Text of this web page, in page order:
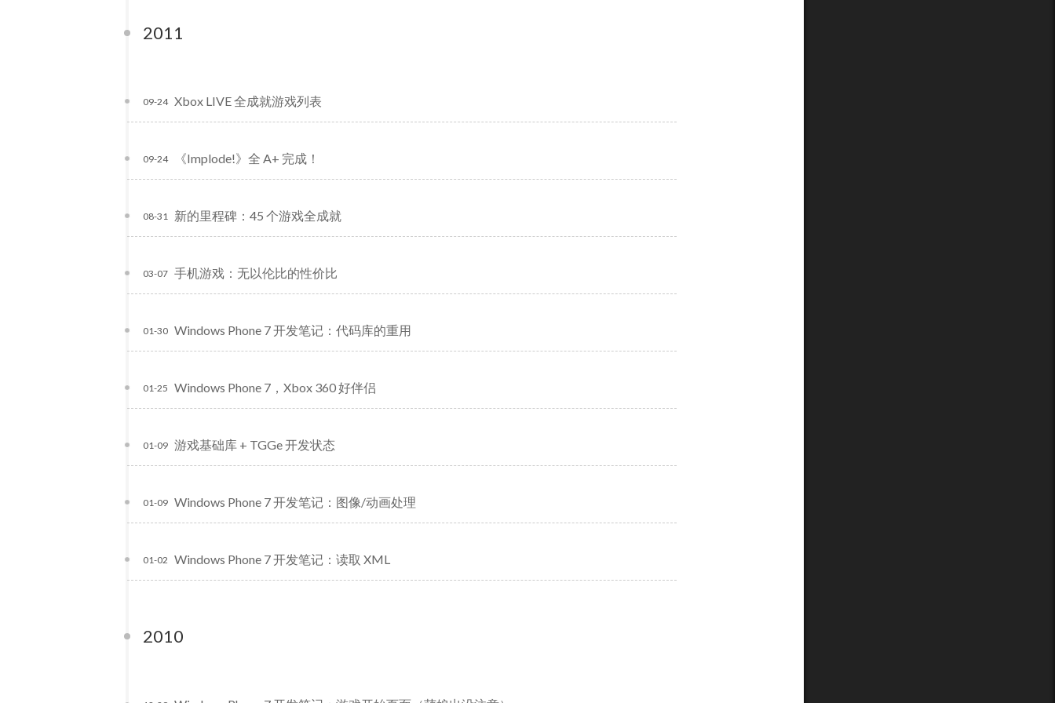
2011
Xbox LIVE 全成就游戏列表
09-24
《Implode!》全 A+ 完成！
09-24
新的里程碑：45 个游戏全成就
08-31
手机游戏：无以伦比的性价比
03-07
Windows Phone 7 开发笔记：代码库的重用
01-30
Windows Phone 7，Xbox 360 好伴侣
01-25
游戏基础库 + TGGe 开发状态
01-09
Windows Phone 7 开发笔记：图像/动画处理
01-09
Windows Phone 7 开发笔记：读取 XML
01-02
2010